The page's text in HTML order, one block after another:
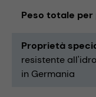
Peso totale per
Proprietà
resistente
in Germania